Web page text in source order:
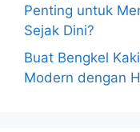
Penting untuk
Sejak Dini?
Buat Bengkel
Modern dengan